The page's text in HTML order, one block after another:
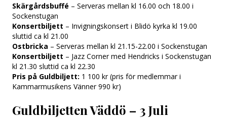
Skärgårdsbuffé – Serveras mellan kl 16.00 och 18.00 i
Sockenstugan
Konsertbiljett – Invigningskonsert i Blidö kyrka kl 19.00
sluttid ca kl 21.00
Ostbricka – Serveras mellan kl 21.15-22.00 i Sockenstugan
Konsertbiljett – Jazz Corner med Hendricks i Sockenstugan
kl 21.30 sluttid ca kl 22.30
Pris på Guldbiljett: 1 100 kr (pris för medlemmar i
Kammarmusikens Vänner 990 kr)
Guldbiljetten Väddö – 3 Juli